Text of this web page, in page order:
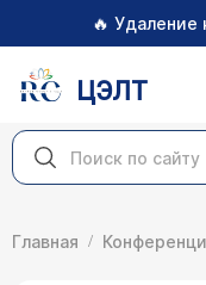
🔥 Удаление
ЦЭЛТ
Главная